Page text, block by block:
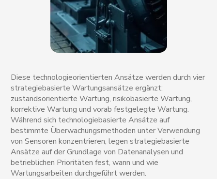
Diese technologieorientierten Ansätze werden durch vier
strategiebasierte Wartungsansätze ergänzt:
zustandsorientierte Wartung, risikobasierte Wartung,
korrektive Wartung und vorab festgelegte Wartung.
Während sich technologiebasierte Ansätze auf
bestimmte Überwachungsmethoden unter Verwendung
von Sensoren konzentrieren, legen strategiebasierte
Ansätze auf der Grundlage von Datenanalysen und
betrieblichen Prioritäten fest, wann und wie
Wartungsarbeiten durchgeführt werden.